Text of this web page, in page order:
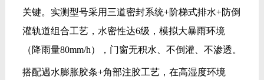
关键。实测型号采用三道密封系统+阶梯式排水+防倒
灌轨道组合工艺，水密性达6级，模拟大暴雨环境
（降雨量80mm/h），门窗无积水、不倒灌、不渗透。
搭配遇水膨胀胶条+角部注胶工艺，在高湿度环境